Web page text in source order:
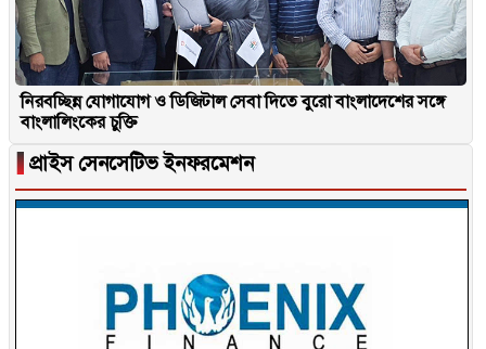
নিরবচ্ছিন্ন যোগাযোগ ও ডিজিটাল সেবা দিতে বুরো বাংলাদেশের সঙ্গে
বাংলালিংকের চুক্তি
▐ প্রাইস সেনসেটিভ ইনফরমেশন